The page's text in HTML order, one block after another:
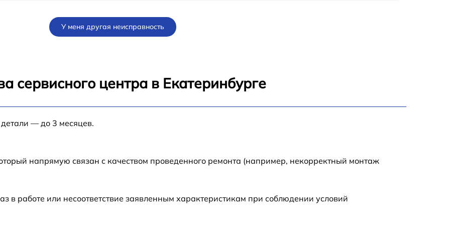
У меня другая неисправность
сервисного центра в Екатеринбурге
— до 3 месяцев.
напрямую связан с качеством проведенного ремонта (например, некорректный монтаж
в работе или несоответствие заявленным характеристикам при соблюдении условий